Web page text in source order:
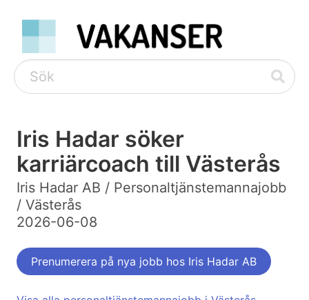
Iris Hadar söker
karriärcoach till Västerås
Iris Hadar AB / Personaltjänstemannajobb
/ Västerås
2026-06-08
Prenumerera på nya jobb hos Iris Hadar AB